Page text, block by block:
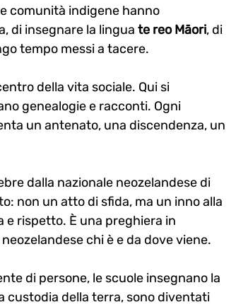
comunità indigene hanno
di insegnare la lingua te reo Māori, di
tempo messi a tacere.
della vita sociale. Qui si
genealogie e racconti. Ogni
un antenato, una discendenza, un
dalla nazionale neozelandese di
non un atto di sfida, ma un inno alla
rispetto. È una preghiera in
chi è e da dove viene.
di persone, le scuole insegnano la
custodia della terra, sono diventati